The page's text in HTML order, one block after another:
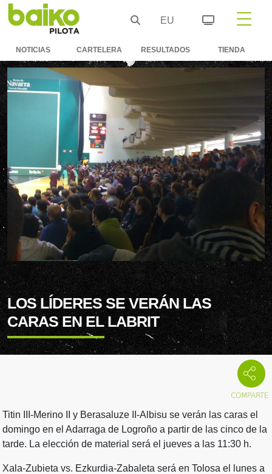
EU
NOTICIAS CARTELERA RESULTADOS TIENDA
LOS LÍDERES SE VERÁN LAS
CARAS EN EL LABRIT
Titin III-Merino II y Berasaluze II-Albisu se verán las caras el
domingo en el Adarraga de Logroño a partir de las cinco de la
tarde. La elección de material será el jueves a las 11:30 h.
Xala-Zubieta vs. Ezkurdia-Zabaleta será en Tolosa el lunes a